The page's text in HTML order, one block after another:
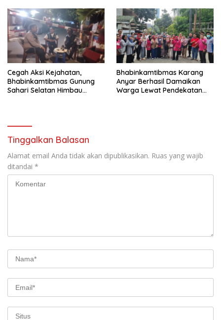
Cegah Aksi Kejahatan,
Bhabinkamtibmas Gunung
Sahari Selatan Himbau
Bhabinkamtibmas Karang
Anyar Berhasil Damaikan
Warga Lewat Pendekatan
Tinggalkan Balasan
Alamat email Anda tidak akan dipublikasikan. Ruas yang wajib
ditandai *